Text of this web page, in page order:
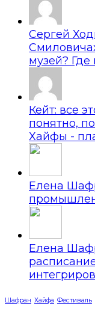
Сергей
музей? Где
Кейт: все
понятно,
Хайфы -
Елена
Елена
Шафран Хайфа Фестиваль